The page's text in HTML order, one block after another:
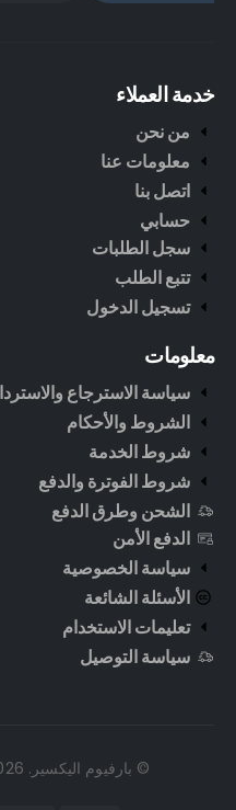
خدمة العملاء
من نحن
معلومات عنا
اتصل بنا
حسابي
سجل الطلبات
تتبع الطلب
تسجيل الدخول
معلومات
سياسة الاسترجاع
الشروط والأحكام
شروط الخدمة
شروط الفوترة والدفع
الشحن وطرق الدفع
الدفع الأمن
سياسة الخصوصية
الأسئلة الشائعة
تعليمات الاستخدام
سياسة التوصيل
© بارفيوم اليكسير. 2026. جميع الحقوق محفوظة.